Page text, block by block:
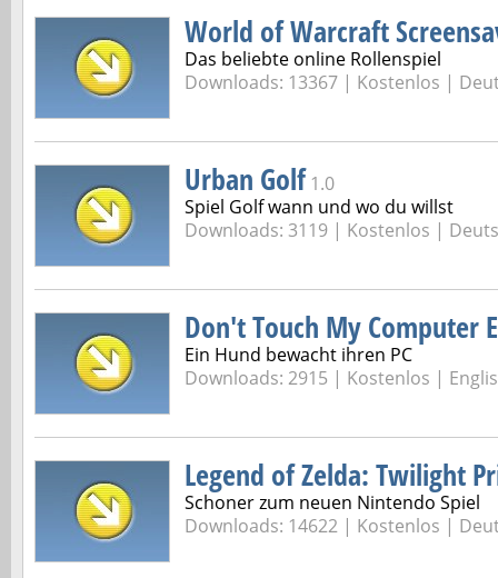
World of Warcraft
Das beliebte online Rollenspiel
Downloads: 13367 | Kostenlos |
Urban Golf 1.0
Spiel Golf wann und wo du willst
Downloads: 3119 | Kostenlos |
Don't Touch My Computer
Ein Hund bewacht ihren PC
Downloads: 2915 | Kostenlos |
Legend of Zelda: Twilight
Schoner zum neuen Nintendo Spiel
Downloads: 14622 | Kostenlos |